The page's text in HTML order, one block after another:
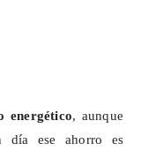
energético, aunque
día ese ahorro es